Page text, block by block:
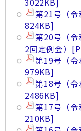
第21号（令
824KB]
第20号（
2回定例会）
第19号（令
979KB]
第18号（令
2486KB]
第17号（令
210KB]